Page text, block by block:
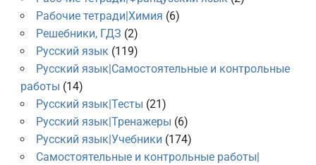
Рабочие тетради|Химия (6)
Решебники, ГДЗ (2)
Русский язык(119)
Русский язык|Самостоятельные и контрольные
работы (14)
Русский язык|Тесты (21)
Русский язык|Тренажеры (6)
Русский язык|Учебники (174)
Самостоятельные и контрольные работы|